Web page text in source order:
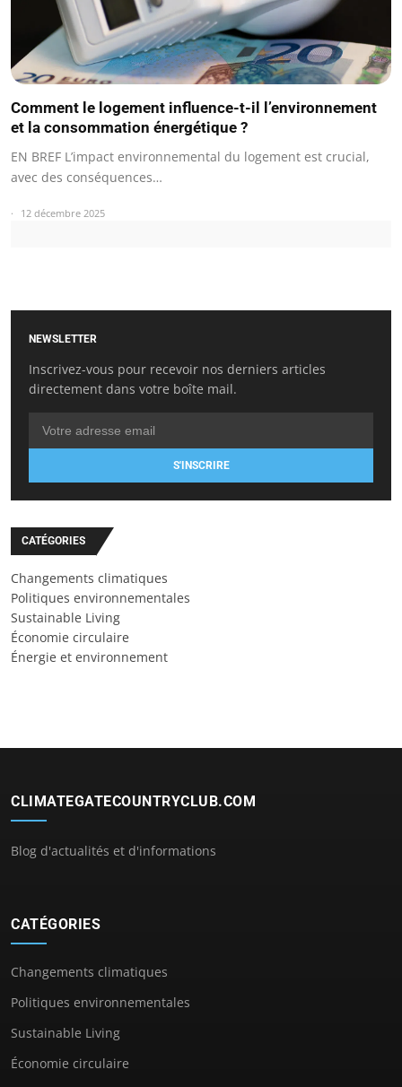
Comment le logement influence-t-il l’environnement
et la consommation énergétique ?
EN BREF L’impact environnemental du logement est crucial,
avec des conséquences…
12 décembre 2025
NEWSLETTER
Inscrivez-vous pour recevoir nos derniers articles
directement dans votre boîte mail.
S'INSCRIRE
CATÉGORIES
Changements climatiques
Politiques environnementales
Sustainable Living
Économie circulaire
Énergie et environnement
CLIMATEGATECOUNTRYCLUB.COM
Blog d'actualités et d'informations
CATÉGORIES
Changements climatiques
Politiques environnementales
Sustainable Living
Économie circulaire